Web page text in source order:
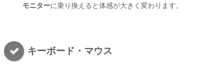
モニターに乗り換えると体感が大きく変わります。
キーボード・マウス